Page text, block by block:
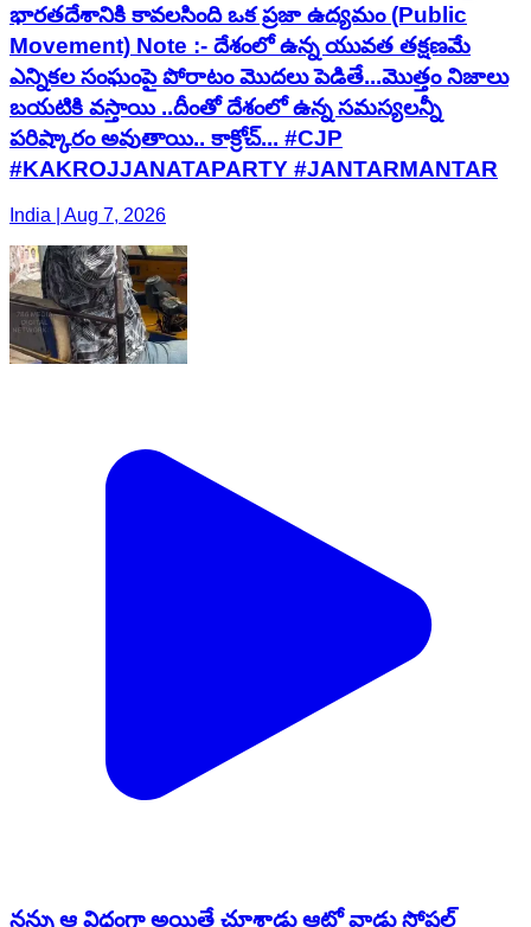
భారతదేశానికి కావలసింది ఒక ప్రజా ఉద్యమం (Public
Movement) Note :- దేశంలో ఉన్న యువత తక్షణమే
ఎన్నికల సంఘంపై పోరాటం మొదలు పెడితే...మొత్తం నిజాలు
బయటికి వస్తాయి ..దీంతో దేశంలో ఉన్న సమస్యలన్నీ
పరిష్కారం అవుతాయి.. కాక్రోచ్... #CJP
#KAKROJJANATAPARTY #JANTARMANTAR
India | Aug 7, 2026
నన్ను ఆ విధంగా అయితే చూశాడు ఆటో వాడు సోషల్